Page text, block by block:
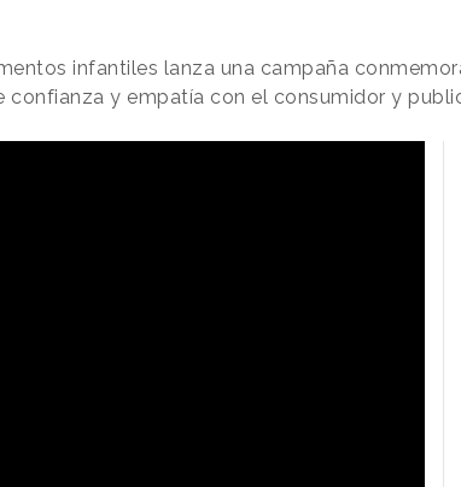
infantiles lanza una campaña
confianza y empatía con el consumidor y